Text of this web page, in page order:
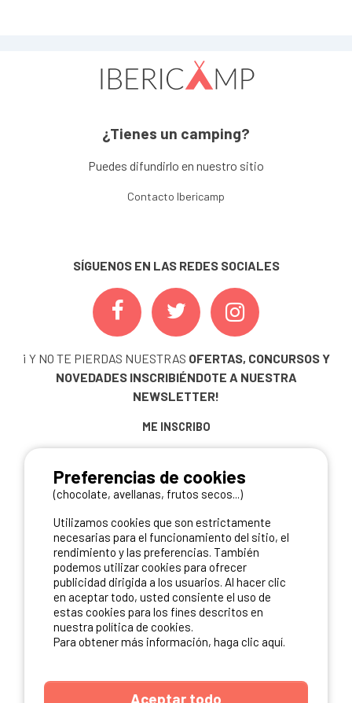
¿Tienes un camping?
Puedes difundirlo en nuestro sitio
Contacto Ibericamp
SÍGUENOS EN LAS REDES SOCIALES
¡ Y NO TE PIERDAS NUESTRAS OFERTAS, CONCURSOS Y
NOVEDADES INSCRIBIÉNDOTE A NUESTRA
NEWSLETTER!
ME INSCRIBO
NUESTROS PARTNERS
Preferencias de cookies
(chocolate, avellanas, frutos secos...)
Utilizamos cookies que son estrictamente
necesarias para el funcionamiento del sitio, el
rendimiento y las preferencias. También
podemos utilizar cookies para ofrecer
publicidad dirigida a los usuarios. Al hacer clic
en aceptar todo, usted consiente el uso de
estas cookies para los fines descritos en
nuestra política de cookies.
Para obtener más información, haga clic aquí.
Aceptar todo